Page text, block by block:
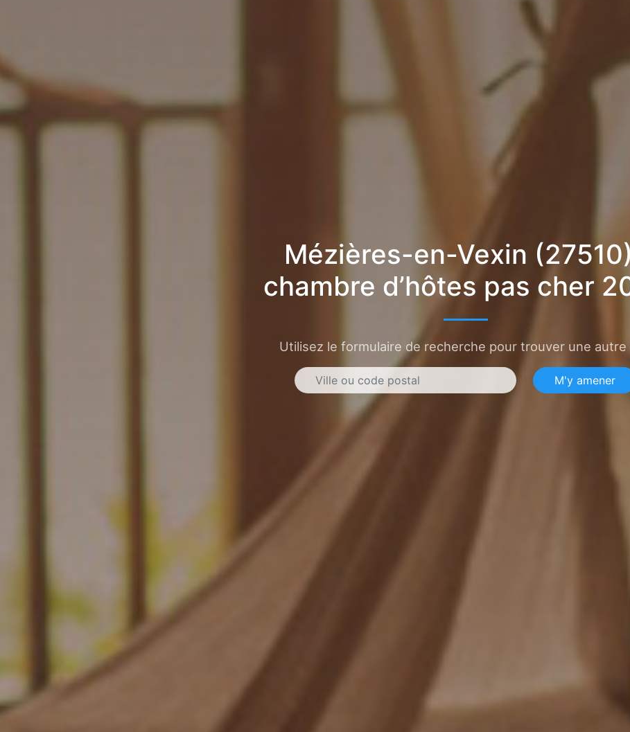
Mézières-en-Vexin
chambre d’hôtes pas cher
Utilisez le formulaire de recherche pour trouver une autre
M'y amener